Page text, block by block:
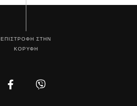
ΕΠΙΣΤΡΟΦΗ ΣΤΗΝ
ΚΟΡΥΦΗ